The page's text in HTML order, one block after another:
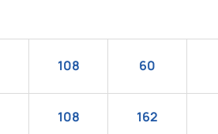
108 60
108 162